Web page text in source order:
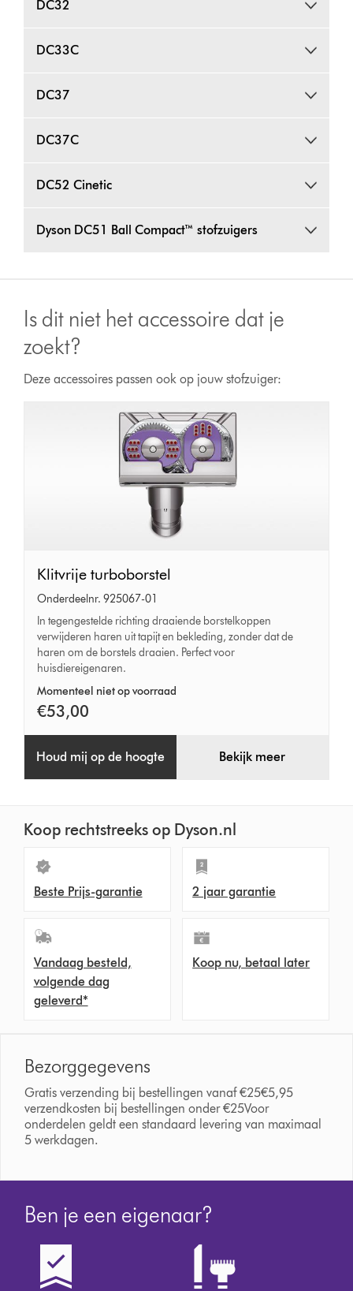
DC32
DC33C
DC37
DC37C
DC52 Cinetic
Dyson DC51 Ball Compact™ stofzuigers
Is dit niet het accessoire dat je
zoekt?
Deze accessoires passen ook op jouw stofzuiger:
Klitvrije
turboborstel
Klitvrije turboborstel
Onderdeelnr. 925067-01
In tegengestelde richting draaiende borstelkoppen
verwijderen haren uit tapijt en bekleding, zonder dat de
haren om de borstels draaien. Perfect voor
huisdiereigenaren.
Momenteel niet op voorraad
€53,00
Houd mij op de hoogte Bekijk meer
Koop rechtstreeks op Dyson.nl
Beste Prijs-garantie 2 jaar garantie
Vandaag besteld,
volgende dag
geleverd*
Koop nu, betaal later
Bezorggegevens
Gratis verzending bij bestellingen vanaf €25€5,95
verzendkosten bij bestellingen onder €25Voor
onderdelen geldt een standaard levering van maximaal
5 werkdagen.
Ben je een eigenaar?